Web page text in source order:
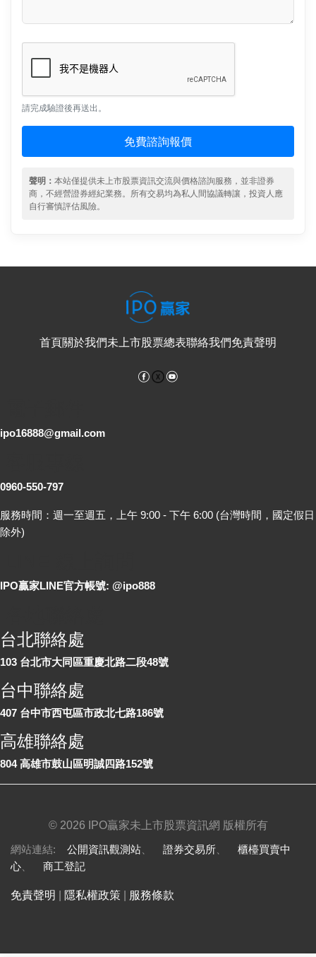
請完成驗證後再送出。
免費諮詢報價
聲明： 本站僅提供未上市股票資訊交流與價格諮詢服務，並非證券
商，不經營證券經紀業務。所有交易均為私人間協議轉讓，投資人應
自行審慎評估風險。
首頁關於我們未上市股票總表聯絡我們免責聲明
Facebook
ipo16888@gmail.com
0960-550-797
服務時間：週一至週五，上午 9:00 - 下午 6:00 (台灣時間，國定假日
除外)
IPO贏家LINE官方帳號: @ipo888
台北聯絡處
103 台北市大同區重慶北路二段48號
台中聯絡處
407 台中市西屯區市政北七路186號
高雄聯絡處
804 高雄市鼓山區明誠四路152號
© 2026 IPO贏家未上市股票資訊網 版權所有
網站連結: 公開資訊觀測站 證券交易所
櫃檯買賣中
心
商工登記
免責聲明 隱私權政策 服務條款